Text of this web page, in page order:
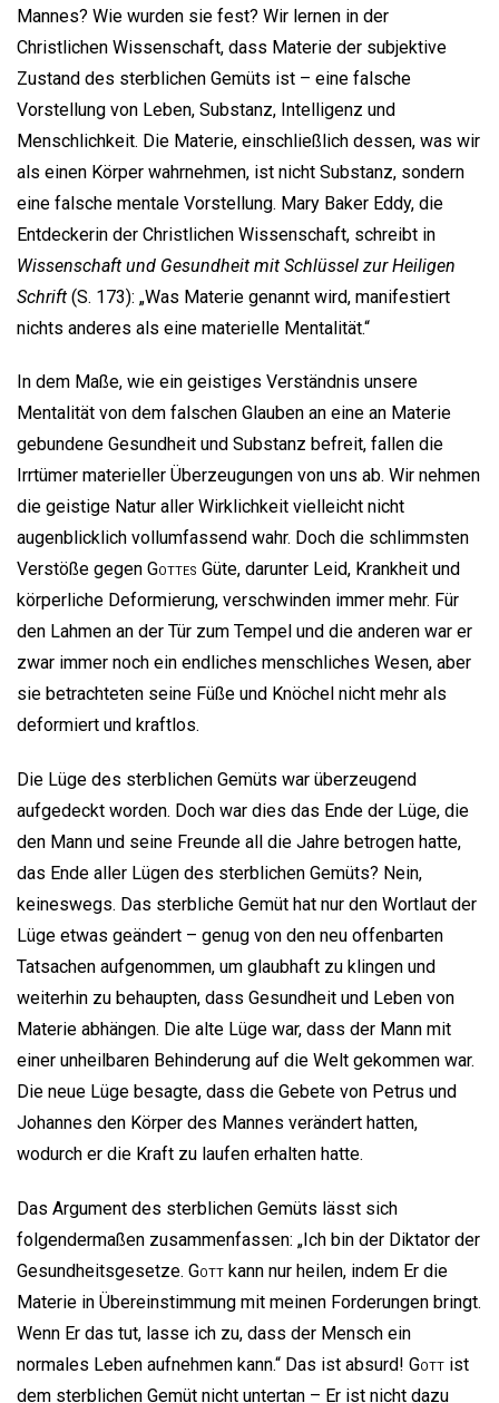
Mannes? Wie wurden sie fest? Wir lernen in der
Christlichen Wissenschaft, dass Materie der subjektive
Zustand des sterblichen Gemüts ist – eine falsche
Vorstellung von Leben, Substanz, Intelligenz und
Menschlichkeit. Die Materie, einschließlich dessen, was wir
als einen Körper wahrnehmen, ist nicht Substanz, sondern
eine falsche mentale Vorstellung. Mary Baker Eddy, die
Entdeckerin der Christlichen Wissenschaft, schreibt in
Wissenschaft und Gesundheit mit Schlüssel zur Heiligen
Schrift (S. 173): „Was Materie genannt wird, manifestiert
nichts anderes als eine materielle Mentalität.“
In dem Maße, wie ein geistiges Verständnis unsere
Mentalität von dem falschen Glauben an eine an Materie
gebundene Gesundheit und Substanz befreit, fallen die
Irrtümer materieller Überzeugungen von uns ab. Wir nehmen
die geistige Natur aller Wirklichkeit vielleicht nicht
augenblicklich vollumfassend wahr. Doch die schlimmsten
Verstöße gegen Gottes Güte, darunter Leid, Krankheit und
körperliche Deformierung, verschwinden immer mehr. Für
den Lahmen an der Tür zum Tempel und die anderen war er
zwar immer noch ein endliches menschliches Wesen, aber
sie betrachteten seine Füße und Knöchel nicht mehr als
deformiert und kraftlos.
Die Lüge des sterblichen Gemüts war überzeugend
aufgedeckt worden. Doch war dies das Ende der Lüge, die
den Mann und seine Freunde all die Jahre betrogen hatte,
das Ende aller Lügen des sterblichen Gemüts? Nein,
keineswegs. Das sterbliche Gemüt hat nur den Wortlaut der
Lüge etwas geändert – genug von den neu offenbarten
Tatsachen aufgenommen, um glaubhaft zu klingen und
weiterhin zu behaupten, dass Gesundheit und Leben von
Materie abhängen. Die alte Lüge war, dass der Mann mit
einer unheilbaren Behinderung auf die Welt gekommen war.
Die neue Lüge besagte, dass die Gebete von Petrus und
Johannes den Körper des Mannes verändert hatten,
wodurch er die Kraft zu laufen erhalten hatte.
Das Argument des sterblichen Gemüts lässt sich
folgendermaßen zusammenfassen: „Ich bin der Diktator der
Gesundheitsgesetze. Gott kann nur heilen, indem Er die
Materie in Übereinstimmung mit meinen Forderungen bringt.
Wenn Er das tut, lasse ich zu, dass der Mensch ein
normales Leben aufnehmen kann.“ Das ist absurd! Gott ist
dem sterblichen Gemüt nicht untertan – Er ist nicht dazu